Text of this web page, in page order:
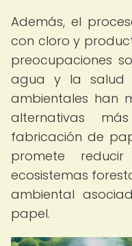
Además, el
con cloro y
preocupaciones
agua y la salud
ambientales han
alternativas
fabricación de
promete
ecosistemas
ambiental
papel.